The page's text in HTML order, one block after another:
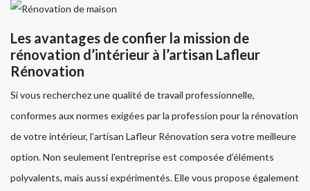
Les avantages de confier la mission de
rénovation d’intérieur à l’artisan Lafleur
Rénovation
Si vous recherchez une qualité de travail professionnelle,
conformes aux normes exigées par la profession pour la rénovation
de votre intérieur, l’artisan Lafleur Rénovation sera votre meilleure
option. Non seulement l’entreprise est composée d’éléments
polyvalents, mais aussi expérimentés. Elle vous propose également